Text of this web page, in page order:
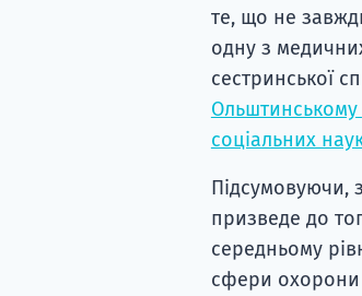
те, що не
одну з
сестринської
Ольштинському
соціальних
Підсумовуючи,
призведе до
середньому
сфери охорони